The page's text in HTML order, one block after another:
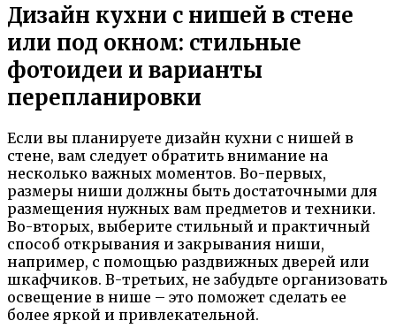
Дизайн кухни с нишей в стене
или под окном: стильные
фотоидеи и варианты
перепланировки
Если вы планируете дизайн кухни с нишей в
стене, вам следует обратить внимание на
несколько важных моментов. Во-первых,
размеры ниши должны быть достаточными для
размещения нужных вам предметов и техники.
Во-вторых, выберите стильный и практичный
способ открывания и закрывания ниши,
например, с помощью раздвижных дверей или
шкафчиков. В-третьих, не забудьте организовать
освещение в нише – это поможет сделать ее
более яркой и привлекательной.